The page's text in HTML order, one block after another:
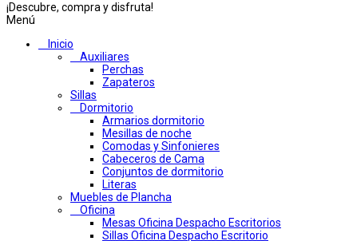
¡Descubre, compra y disfruta!
Menú
Inicio
Auxiliares
Perchas
Zapateros
Sillas
Dormitorio
Armarios dormitorio
Mesillas de noche
Comodas y Sinfonieres
Cabeceros de Cama
Conjuntos de dormitorio
Literas
Muebles de Plancha
Oficina
Mesas Oficina Despacho Escritorios
Sillas Oficina Despacho Escritorio